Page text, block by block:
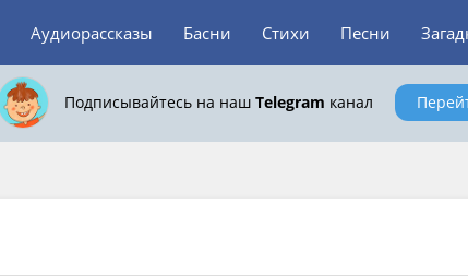
Аудиорассказы Басни Стихи Песни
Подписывайтесь на наш Telegram канал